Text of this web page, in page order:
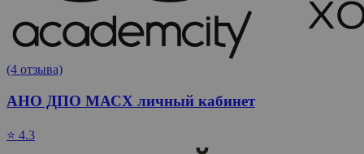
(4 отзыва)
АНО ДПО МАСХ личный кабинет
⭐ 4.3